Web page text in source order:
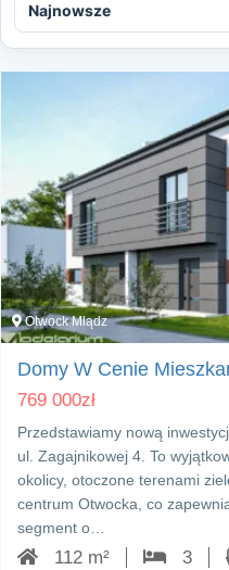
Otwock Mlądz
Domy W Cenie
769 000zł
Przedstawiamy nową
ul. Zagajnikowej 4. To
okolicy, otoczone terenami
centrum Otwocka, co
segment o…
112 m² 3